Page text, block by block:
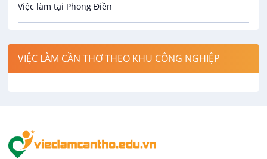
Công nghệ thực phẩm
Điện / Điện tử / Điện lạnh
Hàng hải / Hàng không
In ấn / Xuất bản
Việc làm tại Phong Điền
Việc làm tại Cái Khế
Việc làm tại An Bình
VIỆC LÀM CẦN THƠ THEO KHU CÔNG NGHIỆP